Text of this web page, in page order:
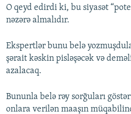
O qeyd edirdi ki, bu siyasət
nəzərə almalıdır.
Ekspertlər bunu belə
şərait kəskin pisləşəcək və
azalacaq.
Bununla belə rəy sorğuları
onlara verilən maaşın